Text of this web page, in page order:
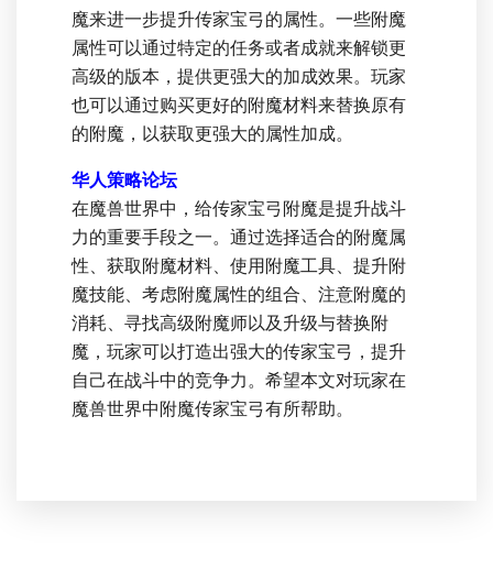
魔来进一步提升传家宝弓的属性。一些附魔
属性可以通过特定的任务或者成就来解锁更
高级的版本，提供更强大的加成效果。玩家
也可以通过购买更好的附魔材料来替换原有
的附魔，以获取更强大的属性加成。
华人策略论坛
在魔兽世界中，给传家宝弓附魔是提升战斗
力的重要手段之一。通过选择适合的附魔属
性、获取附魔材料、使用附魔工具、提升附
魔技能、考虑附魔属性的组合、注意附魔的
消耗、寻找高级附魔师以及升级与替换附
魔，玩家可以打造出强大的传家宝弓，提升
自己在战斗中的竞争力。希望本文对玩家在
魔兽世界中附魔传家宝弓有所帮助。